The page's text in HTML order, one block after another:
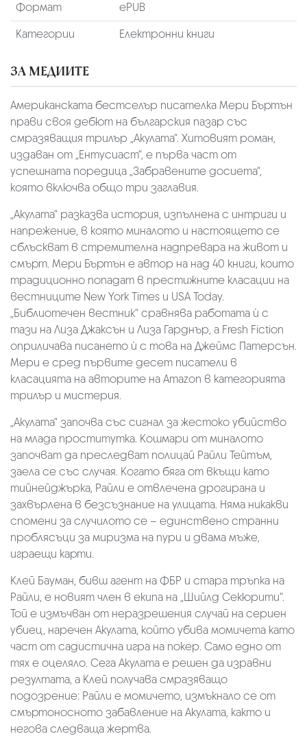
Формат
ePUB
Категории
Електронни книги
ЗА МЕДИИТЕ
Американската бестселър писателка Мери Бъртън
прави своя дебют на българския пазар със
смразяващия трилър „Акулата“. Хитовият роман,
издаван от „Ентусиаст“, е първа част от
успешната поредица „Забравените досиета“,
която включва общо три заглавия.
„Акулата“ разказва история, изпълнена с интриги и
напрежение, в която миналото и настоящето се
сблъскват в стремителна надпревара на живот и
смърт. Мери Бъртън е автор на над 40 книги, които
традиционно попадат в престижните класации на
вестниците New York Times и USA Today.
„Библиотечен вестник“ сравнява работата ѝ с
тази на Лиза Джаксън и Лиза Гарднър, а Fresh Fiction
оприличава писането ѝ с това на Джеймс Патерсън.
Мери е сред първите десет писатели в
класацията на авторите на Amazon в категорията
трилър и мистерия.
„Акулата“ започва със сигнал за жестоко убийство
на млада проститутка. Кошмари от миналото
започват да преследват полицай Райли Тейтъм,
заела се със случая. Когато бяга от вкъщи като
тийнейджърка, Райли е отвлечена дрогирана и
захвърлена в безсъзнание на улицата. Няма никакви
спомени за случилото се – единствено странни
проблясъци за миризма на пури и двама мъже,
играещи карти.
Клей Бауман, бивш агент на ФБР и стара тръпка на
Райли, е новият член в екипа на „Шийлд Секюрити“.
Той е измъчван от неразрешения случай на сериен
убиец, наречен Акулата, който убива момичета като
част от садистична игра на покер. Само едно от
тях е оцеляло. Сега Акулата е решен да изравни
резултата, а Клей получава смразяващо
подозрение: Райли е момичето, измъкнало се от
смъртоносното забавление на Акулата, както и
негова следваща жертва.